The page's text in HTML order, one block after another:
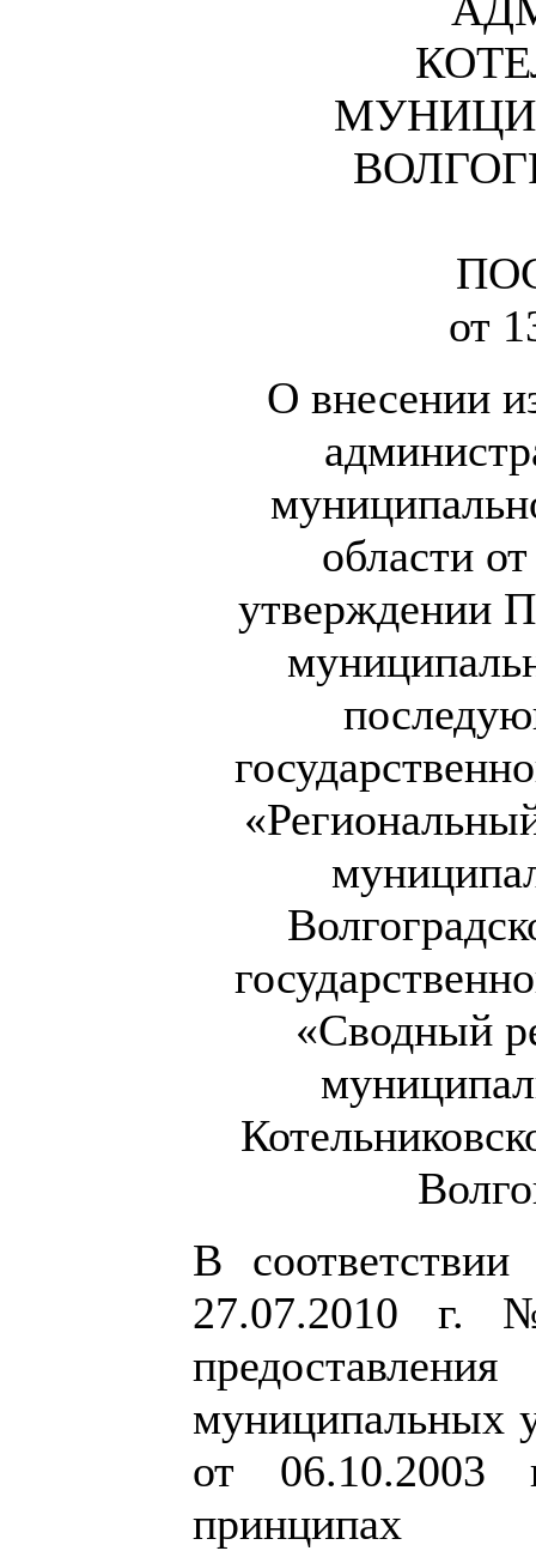
от
О внесении
области
утверждении
«Сводный
В
27.07.2010 г.
муниципальных
от
принципах